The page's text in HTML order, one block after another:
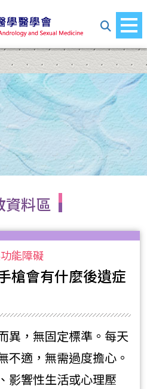
資料區
能障礙
槍會有什麼後遺症
異，無固定標準。每天
不適，無需過度擔心。
影響性生活或心理壓